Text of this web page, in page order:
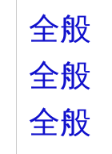
全般
全般
全般